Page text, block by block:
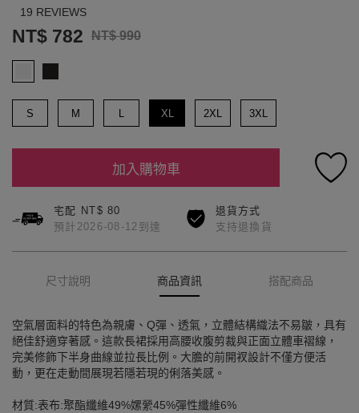
19 REVIEWS
NT$ 782 NT$ 990
S M L XL 2XL 3XL
加入購物車
宅配 NT$ 80
預計2026-08-12到達
退貨方式
支持退換貨
尺寸說明 商品資訊 搭配商品
空氣層面料的特色為親膚、Q彈、透氣，立體結構織法不易皺，具有
絕佳舒適穿著感。這款長裙採用高腰收腹剪裁與正面立體車褶線，
完美修飾下半身曲線並拉長比例。大膽的前開衩設計不僅方便活
動，更在走動間展現若隱若現的俐落美感。
材質:表布:聚酯纖維49%嫘縈45%彈性纖維6%